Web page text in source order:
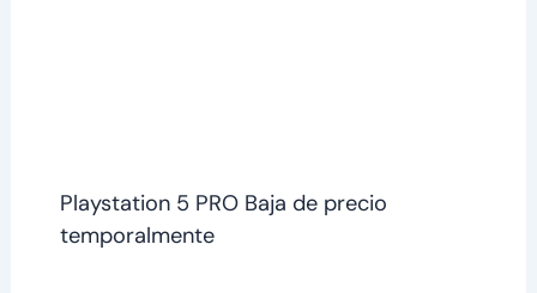
Playstation 5 PRO Baja de precio
temporalmente